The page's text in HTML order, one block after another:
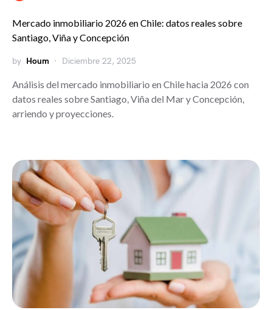
Mercado inmobiliario 2026 en Chile: datos reales sobre
Santiago, Viña y Concepción
by Houm Diciembre 22, 2025
Análisis del mercado inmobiliario en Chile hacia 2026 con
datos reales sobre Santiago, Viña del Mar y Concepción,
arriendo y proyecciones.